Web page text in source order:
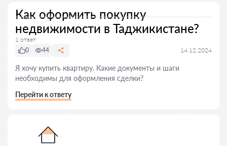
Как оформить покупку
недвижимости в Таджикистане?
1 ответ
0
44 14.12.2024
Я хочу купить квартиру. Какие документы и шаги
необходимы для оформления сделки?
Перейти к ответу